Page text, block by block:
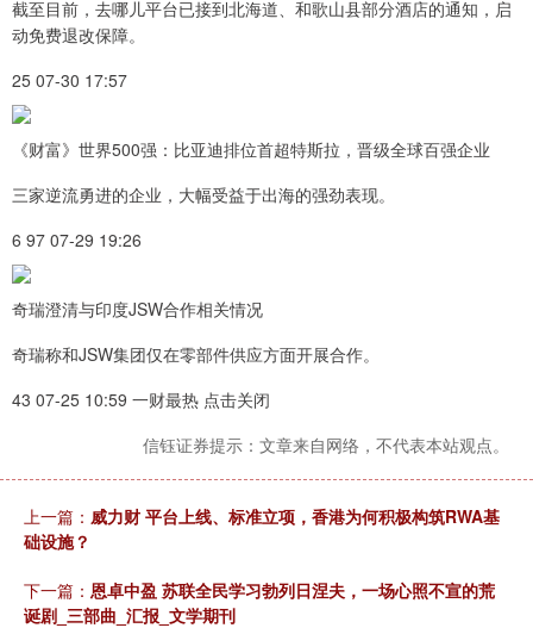
截至目前，去哪儿平台已接到北海道、和歌山县部分酒店的通知，启
动免费退改保障。
25 07-30 17:57
《财富》世界500强：比亚迪排位首超特斯拉，晋级全球百强企业
三家逆流勇进的企业，大幅受益于出海的强劲表现。
6 97 07-29 19:26
奇瑞澄清与印度JSW合作相关情况
奇瑞称和JSW集团仅在零部件供应方面开展合作。
43 07-25 10:59 一财最热 点击关闭
信钰证券提示：文章来自网络，不代表本站观点。
上一篇： 威力财 平台上线、标准立项，香港为何积极构筑RWA基
础设施？
下一篇： 恩卓中盈 苏联全民学习勃列日涅夫，一场心照不宣的荒
诞剧_三部曲_汇报_文学期刊